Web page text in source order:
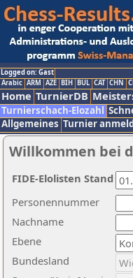
Logged on: Gast
Arabic ARM AZE BIH BUL CAT CHN
Home TurnierDB
Turnierschach-Elozahl
Allgemeines Turnier
Willkommen bei
Nachname
Ebene
Personennummer
Bundesland
FIDE-Elolisten Stand